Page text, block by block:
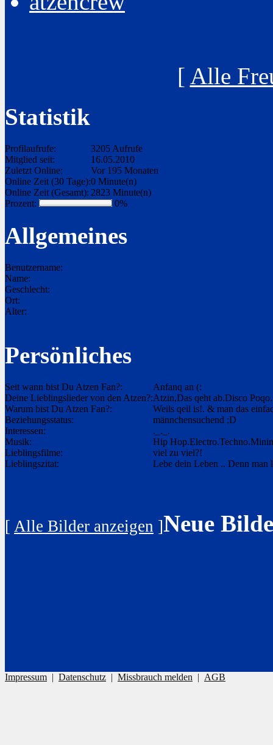
[ Alle
Statistik
Profilaufrufe:
3205 Aufrufe
Mitglied seit:
16.05.2010
Zuletzt Online:
Vor 195 Monaten
Online Zeit (30 Tage):0 Minute(n)
Online Zeit (Gesamt): 2823 Minute(n)
Prozent:
0%
Allgemeines
Benutzername:
Name:
Geschlecht:
Ort:
Alter:
Persönliches
Seit wann bist Du Atzen Fan?:
Anfanq an (:
Deine Lieblingslieder von den Atzen?:Atzin,Das qeht ab.Disco
Warum bist Du Atzen Fan?:
Weils qeil is!. & man das
Beziehungsstatus:
männchensuchend ;D
Interessen:
._._.
Musik:
Hip
Lieblingsfilme:
viel zu viel?!
Lieblingszitat:
Lebe dein Leben .. Denn
[ Alle Bilder anzeigen ]Neue
Impressum | Datenschutz | Missbrauch melden | AGB